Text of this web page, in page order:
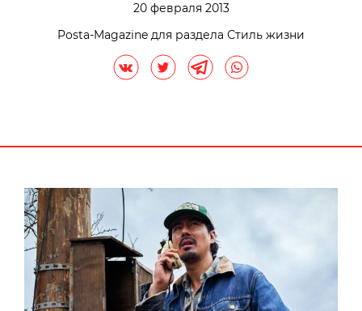
20 февраля 2013
Posta-Magazine для раздела Стиль жизни